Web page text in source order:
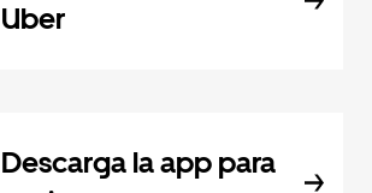
Uber
Descarga la app para